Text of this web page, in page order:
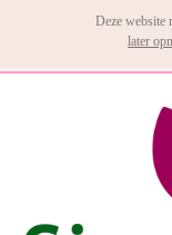
Deze website
later